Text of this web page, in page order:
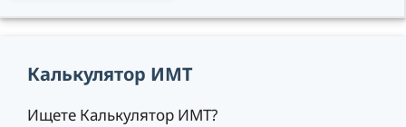
Калькулятор ИМТ
Ищете Калькулятор ИМТ?